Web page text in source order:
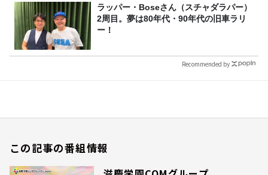
ラッパー・Boseさん（スチャダラパー）
2周目。夢は80年代・90年代の旧車ラリ
ー！
Recommended by
この記事の番組情報